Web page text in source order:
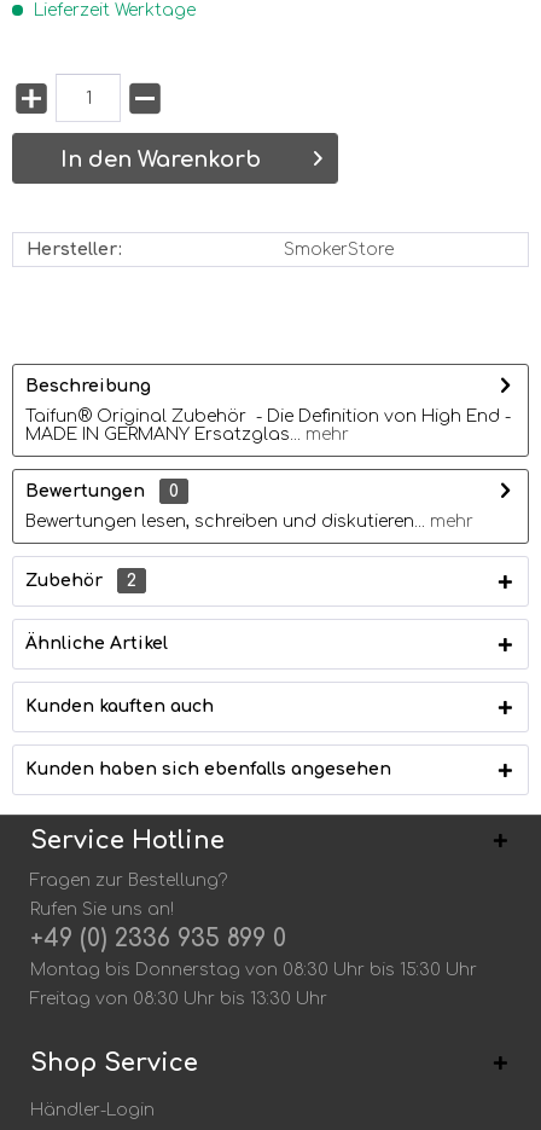
Lieferzeit Werktage
In den Warenkorb
Hersteller: SmokerStore
Beschreibung
Taifun® Original Zubehör - Die Definition von High End -
MADE IN GERMANY Ersatzglas...
mehr
Bewertungen
0
Bewertungen lesen, schreiben und diskutieren...
mehr
Zubehör 2
Ähnliche Artikel
Kunden kauften auch
Kunden haben sich ebenfalls angesehen
Service Hotline
Fragen zur Bestellung?
Rufen Sie uns an!
+49 (0) 2336 935 899 0
Montag bis Donnerstag von 08:30 Uhr bis 15:30 Uhr
Freitag von 08:30 Uhr bis 13:30 Uhr
Shop Service
Händler-Login